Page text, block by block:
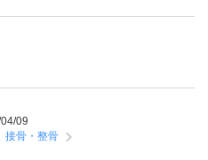
09
接骨・整骨